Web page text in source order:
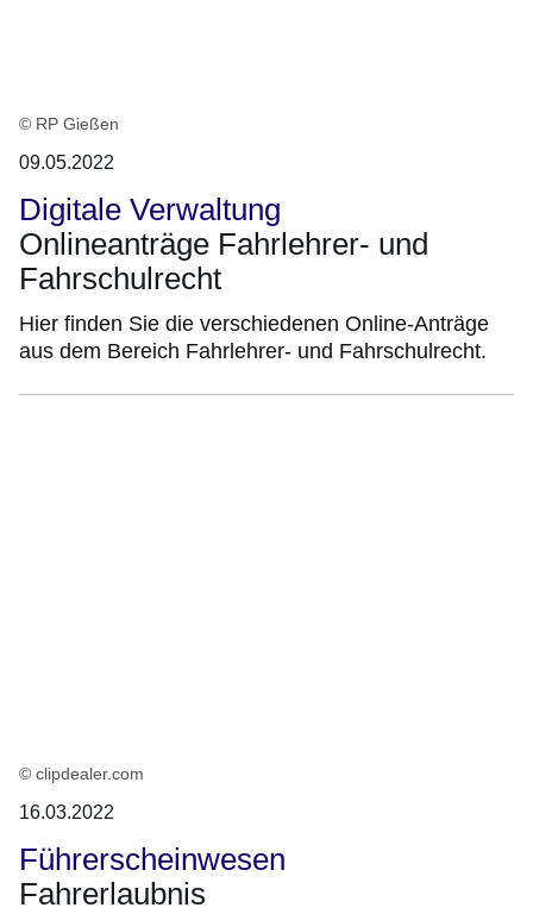
© RP Gießen
09.05.2022
Digitale Verwaltung
Onlineanträge Fahrlehrer- und
Fahrschulrecht
Hier finden Sie die verschiedenen Online-Anträge
aus dem Bereich Fahrlehrer- und Fahrschulrecht.
© clipdealer.com
16.03.2022
Führerscheinwesen
Fahrerlaubnis